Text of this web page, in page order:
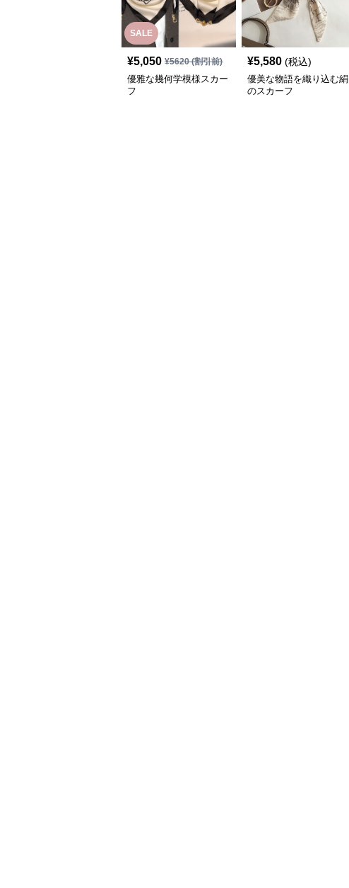
SALE
¥5,050 ¥5620(割引前)
優雅な幾何学模様スカー
フ
¥5,580 (税込)
優美な物語を織り込む絹
のスカーフ